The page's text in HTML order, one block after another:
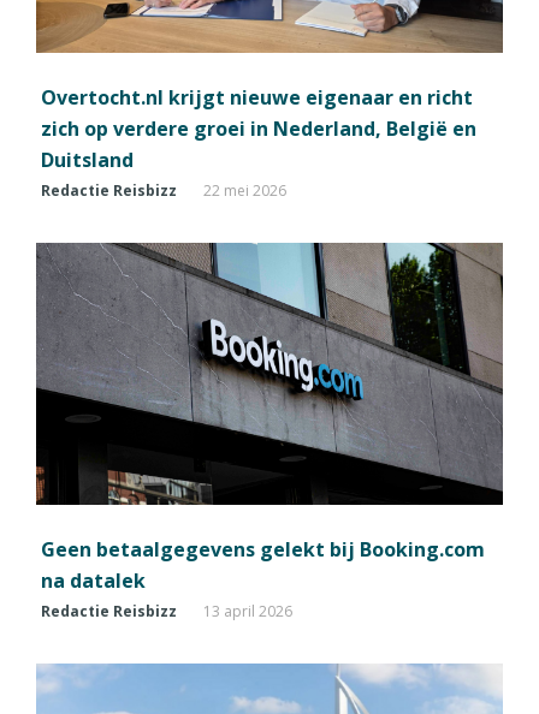
Overtocht.nl krijgt nieuwe eigenaar en richt
zich op verdere groei in Nederland, België en
Duitsland
Redactie Reisbizz 22 mei 2026
Geen betaalgegevens gelekt bij Booking.com
na datalek
Redactie Reisbizz 13 april 2026